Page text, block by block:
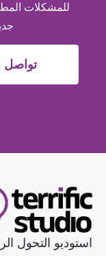
للمشكلات
تواصل
استوديو التحول